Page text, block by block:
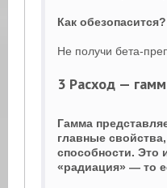
Как обезопасится?
Не получи бета-
3 Расход —
Гамма
главные
способности. Это
«радиация» — то